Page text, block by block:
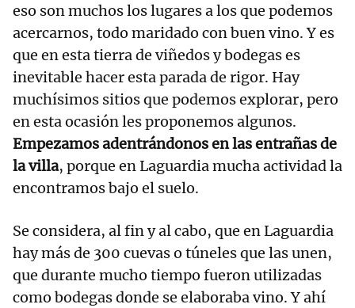
eso son muchos los lugares a los que podemos
acercarnos, todo maridado con buen vino. Y es
que en esta tierra de viñedos y bodegas es
inevitable hacer esta parada de rigor. Hay
muchísimos sitios que podemos explorar, pero
en esta ocasión les proponemos algunos.
Empezamos adentrándonos en las entrañas de
la villa, porque en Laguardia mucha actividad la
encontramos bajo el suelo.
Se considera, al fin y al cabo, que en Laguardia
hay más de 300 cuevas o túneles que las unen,
que durante mucho tiempo fueron utilizadas
como bodegas donde se elaboraba vino. Y ahí